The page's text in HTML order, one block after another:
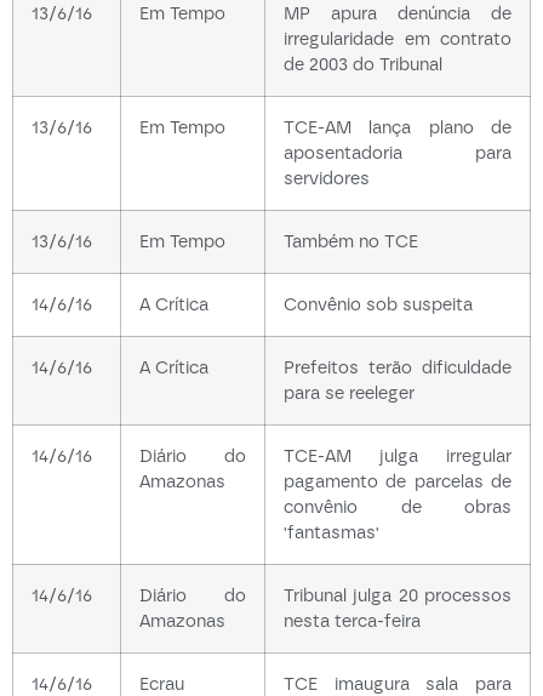
13/6/16 Em Tempo
MP apura denúncia de
irregularidade em contrato
de 2003 do Tribunal
13/6/16 Em Tempo
TCE-AM lança plano de
aposentadoria para
servidores
13/6/16 Em Tempo Também no TCE
14/6/16 A Crítica Convênio sob suspeita
14/6/16 A Crítica
Prefeitos terão dificuldade
para se reeleger
14/6/16
Diário do
Amazonas
TCE-AM julga irregular
pagamento de parcelas de
convênio de obras
'fantasmas'
14/6/16
Diário do
Amazonas
Tribunal julga 20 processos
nesta terca-feira
14/6/16 Ecrau
TCE imaugura sala para